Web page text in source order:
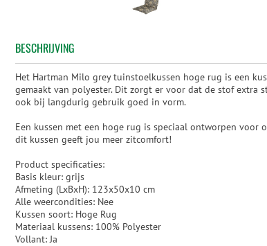
BESCHRIJVING
Het Hartman Milo grey tuinstoelkussen hoge rug is een
gemaakt van polyester. Dit zorgt er voor dat de stof extra
ook bij langdurig gebruik goed in vorm.
Een kussen met een hoge rug is speciaal ontworpen voor
dit kussen geeft jou meer zitcomfort!
Product specificaties:
Basis kleur: grijs
Afmeting (LxBxH): 123x50x10 cm
Alle weercondities: Nee
Kussen soort: Hoge Rug
Materiaal kussens: 100% Polyester
Vollant: Ja